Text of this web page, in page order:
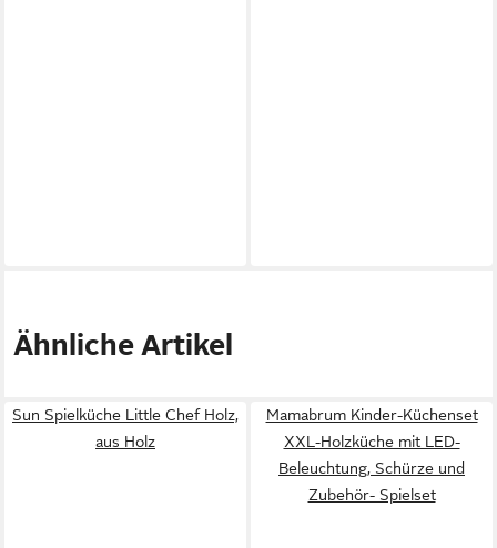
Ähnliche Artikel
Sun Spielküche Little Chef Holz,
aus Holz
Mamabrum Kinder-Küchenset
XXL-Holzküche mit LED-
Beleuchtung, Schürze und
Zubehör- Spielset